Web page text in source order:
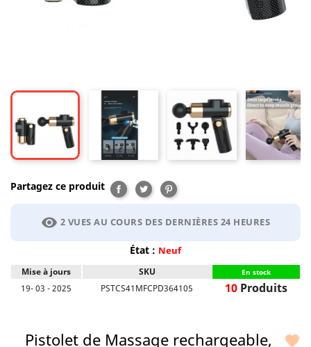
Partagez ce produit Partager
TweetPinterest
visibility 2 VUES AU COURS DES DERNIÈRES 24 HEURES
État : Neuf
Mise à jours SKU En stock
19- 03 - 2025 PSTCS41MFCPD364105 10 Produits

Pistolet de Massage rechargeable,